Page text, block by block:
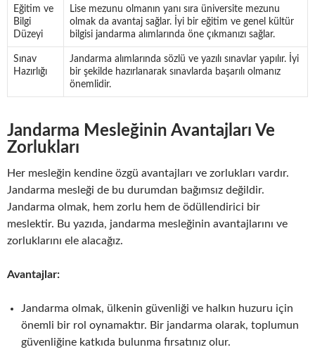
Eğitim ve
Bilgi
Düzeyi
Lise mezunu olmanın yanı sıra üniversite mezunu
olmak da avantaj sağlar. İyi bir eğitim ve genel kültür
bilgisi jandarma alımlarında öne çıkmanızı sağlar.
Sınav
Hazırlığı
Jandarma alımlarında sözlü ve yazılı sınavlar yapılır. İyi
bir şekilde hazırlanarak sınavlarda başarılı olmanız
önemlidir.
Jandarma Mesleğinin Avantajları Ve
Zorlukları
Her mesleğin kendine özgü avantajları ve zorlukları vardır.
Jandarma mesleği de bu durumdan bağımsız değildir.
Jandarma olmak, hem zorlu hem de ödüllendirici bir
meslektir. Bu yazıda, jandarma mesleğinin avantajlarını ve
zorluklarını ele alacağız.
Avantajlar:
Jandarma olmak, ülkenin güvenliği ve halkın huzuru için
önemli bir rol oynamaktır. Bir jandarma olarak, toplumun
güvenliğine katkıda bulunma fırsatınız olur.